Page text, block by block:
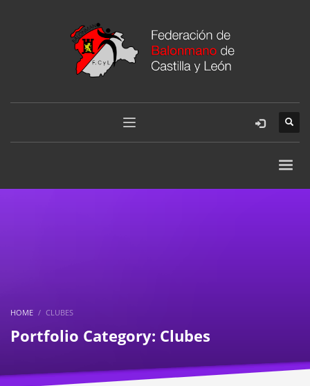
HOME CLUBES
Portfolio Category: Clubes